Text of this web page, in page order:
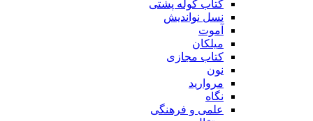
کتاب کوله پشتی
نسل نواندیش
آموت
میلکان
کتاب مجازی
نون
مروارید
نگاه
علمی و فرهنگی